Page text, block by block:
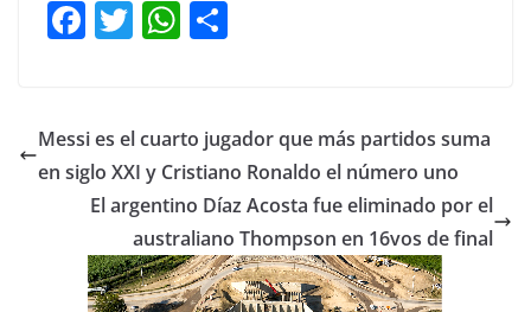
F
a
e
b
o
o
k
T
w
er
W
h
s
A
p
p
p
ar
tir
Messi es el cuarto jugador que más partidos suma
en siglo XXI y Cristiano Ronaldo el número uno
El argentino Díaz Acosta fue eliminado por el
australiano Thompson en 16vos de final